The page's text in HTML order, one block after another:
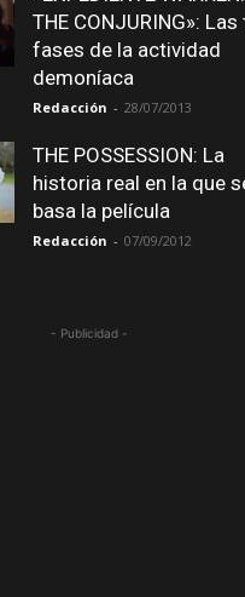
THE CONJURING»:
fases de la actividad
demoníaca
Redacción - 28/07/2013
THE POSSESSION: La
historia real en la que
basa la película
Redacción - 07/09/2012
- Publicidad -